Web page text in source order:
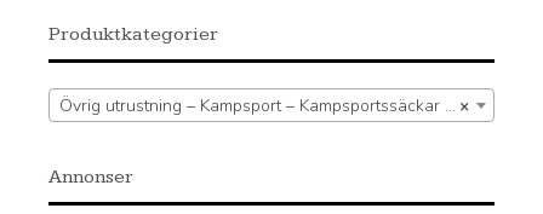
Produktkategorier
×
Övrig utrustning – Kampsport – Kampsportssäckar – Upphängning
Annonser